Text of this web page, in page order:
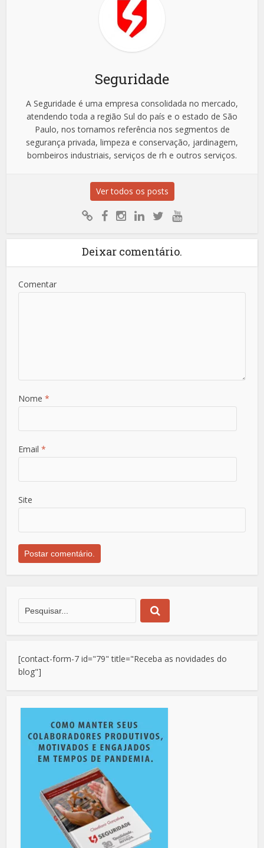
Seguridade
A Seguridade é uma empresa consolidada no mercado,
atendendo toda a região Sul do país e o estado de São
Paulo, nos tornamos referência nos segmentos de
segurança privada, limpeza e conservação, jardinagem,
bombeiros industriais, serviços de rh e outros serviços.
Ver todos os posts
Deixar comentário.
Comentar
Nome *
Email *
Site
[contact-form-7 id="79" title="Receba as novidades do
blog"]